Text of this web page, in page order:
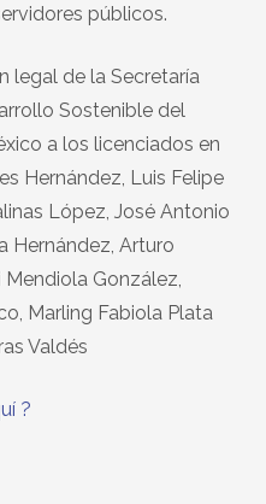
públicos.
legal de la Secretaría
Sostenible del
a los licenciados en
Hernández, Luis Felipe
López, José Antonio
Hernández, Arturo
Mendiola González,
Marling Fabiola Plata
Valdés
?